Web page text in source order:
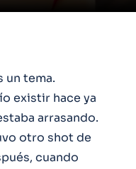
un tema.
existir hace ya
arrasando.
otro shot de
cuando